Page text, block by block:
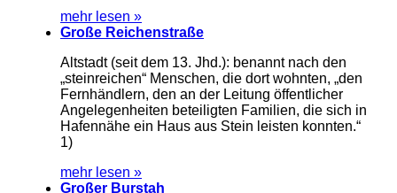
mehr lesen »
Große Reichenstraße
Altstadt (seit dem 13. Jhd.): benannt nach den
„steinreichen“ Menschen, die dort wohnten, „den
Fernhändlern, den an der Leitung öffentlicher
Angelegenheiten beteiligten Familien, die sich in
Hafennähe ein Haus aus Stein leisten konnten.“
1)
mehr lesen »
Großer Burstah